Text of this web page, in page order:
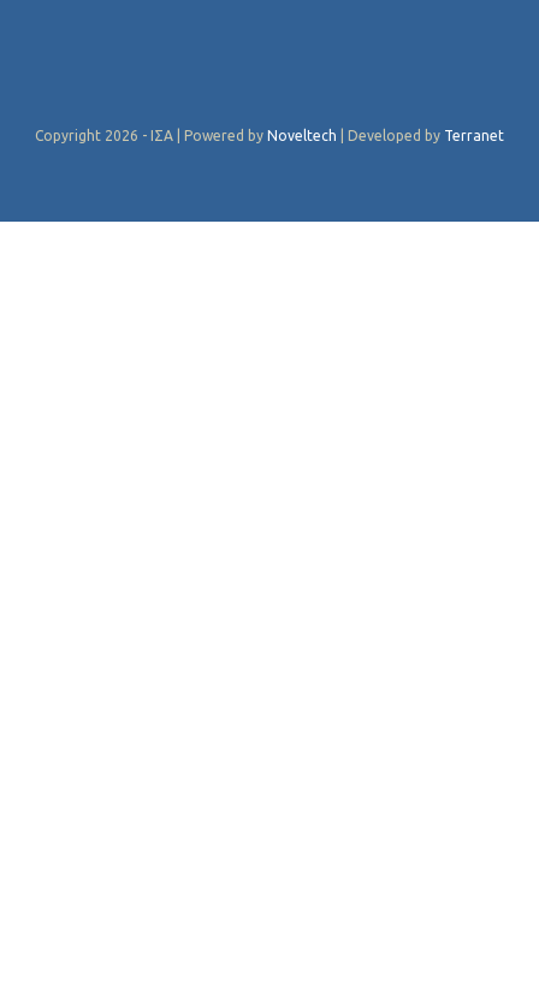
Copyright 2026 - ΙΣΑ | Powered by Noveltech | Developed by Terranet